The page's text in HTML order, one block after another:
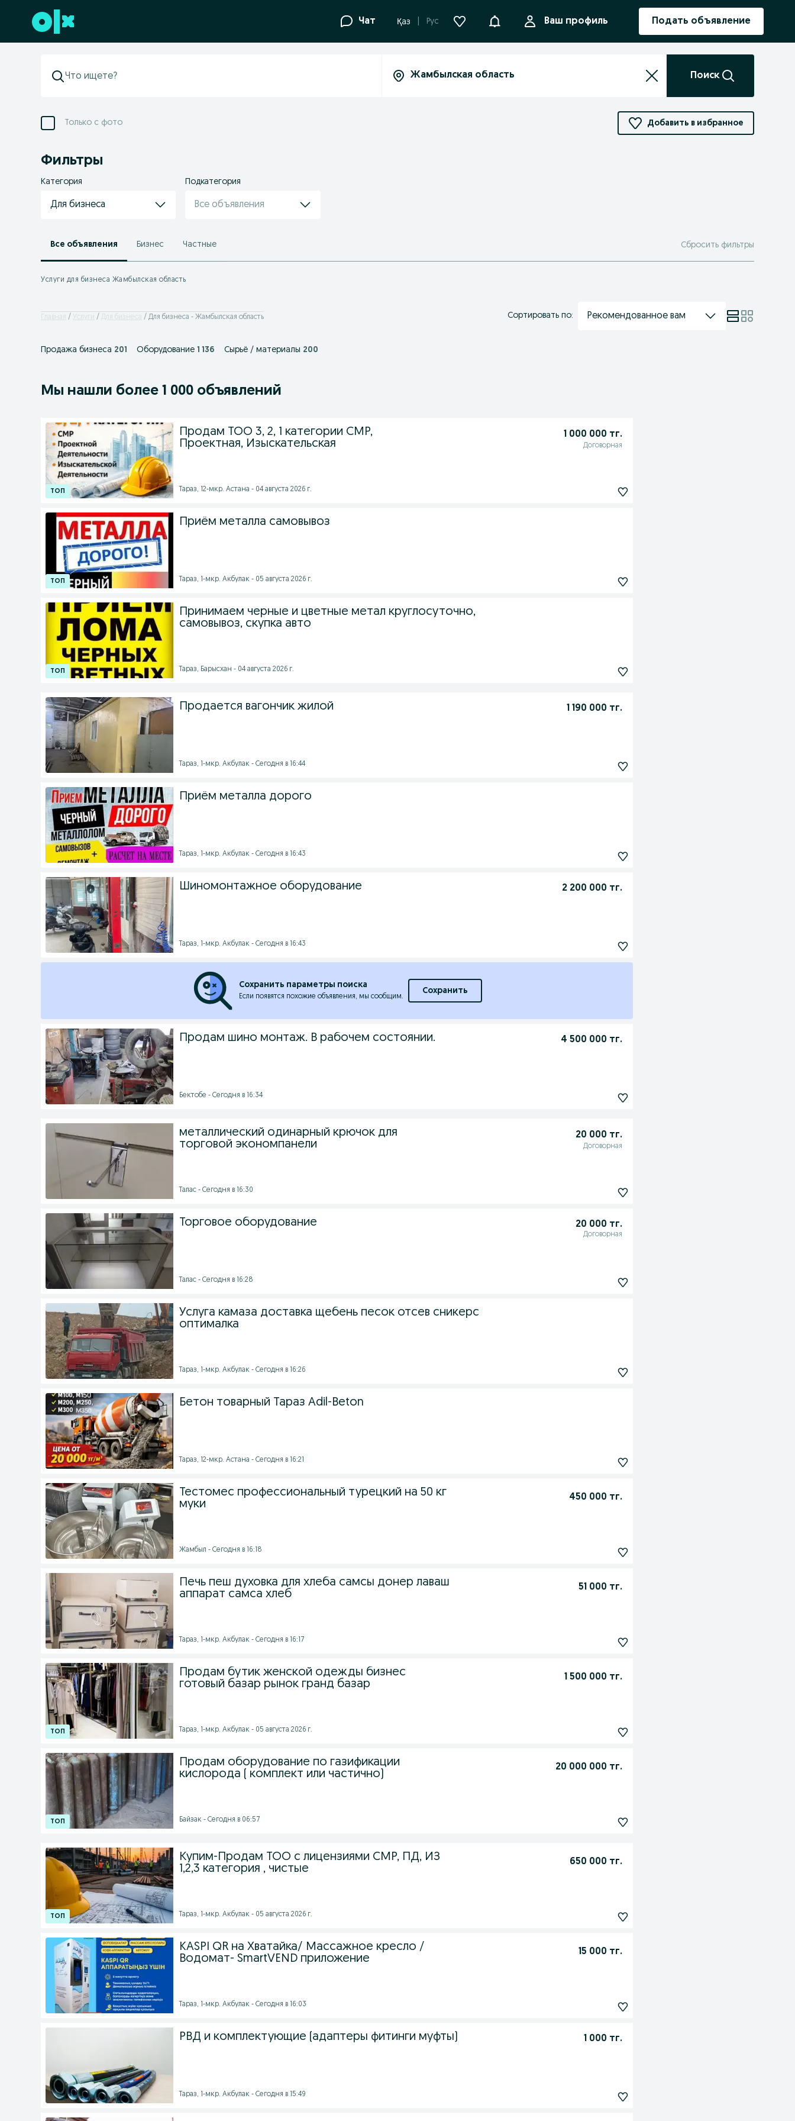
Перейти к нижнему колонтитулу Чат Қаз Рус УведомленияВаш профиль Подать объявление
Поиск
Только с фото Добавить в избранное
Фильтры
Категория
Для бизнеса
Подкатегория
Все объявления
Все объявления Бизнес Частные Сбросить фильтры
Услуги для бизнеса Жамбылская область
Главная Услуги Для бизнеса Для бизнеса - Жамбылская область Сортировать по: Рекомендованное вам
Продажа бизнеса 201 Оборудование 1 136 Сырьё / материалы 200
Мы нашли более 1 000 объявлений
Продам ТОО 3, 2, 1 категории СМР,
Проектная, Изыскательская
1 000 000 тг.
Договорная
Тараз, 12-мкр. Астана - 04 августа 2026 г.
Приём металла самовывоз
Тараз, 1-мкр. Акбулак - 05 августа 2026 г.
Принимаем черные и цветные метал круглосуточно,
самовывоз, скупка авто
Тараз, Барысхан - 04 августа 2026 г.
Продается вагончик жилой 1 190 000 тг.
Тараз, 1-мкр. Акбулак - Сегодня в 16:44
Приём металла дорого
Тараз, 1-мкр. Акбулак - Сегодня в 16:43
Шиномонтажное оборудование 2 200 000 тг.
Тараз, 1-мкр. Акбулак - Сегодня в 16:43
Сохранить параметры поиска
Если появятся похожие объявления, мы сообщим.
Сохранить
Продам шино монтаж. В рабочем состоянии. 4 500 000 тг.
Бектобе - Сегодня в 16:34
металлический одинарный крючок для
торговой экономпанели
20 000 тг.
Договорная
Талас - Сегодня в 16:30
Торговое оборудование 20 000 тг.
Договорная
Талас - Сегодня в 16:28
Услуга камаза доставка щебень песок отсев сникерс
оптималка
Тараз, 1-мкр. Акбулак - Сегодня в 16:26
Бетон товарный Тараз Adil-Beton
Тараз, 12-мкр. Астана - Сегодня в 16:21
Тестомес профессиональный турецкий на 50 кг
муки
450 000 тг.
Жамбыл - Сегодня в 16:18
Печь пеш духовка для хлеба самсы донер лаваш
аппарат самса хлеб
51 000 тг.
Тараз, 1-мкр. Акбулак - Сегодня в 16:17
Продам бутик женской одежды бизнес
готовый базар рынок гранд базар
1 500 000 тг.
Тараз, 1-мкр. Акбулак - 05 августа 2026 г.
Продам оборудование по газификации
кислорода ( комплект или частично)
20 000 000 тг.
Байзак - Сегодня в 06:57
Купим-Продам ТОО с лицензиями СМР, ПД, ИЗ
1,2,3 категория , чистые
650 000 тг.
Тараз, 1-мкр. Акбулак - 05 августа 2026 г.
KASPI QR на Хватайка/ Массажное кресло /
Водомат- SmartVEND приложение
15 000 тг.
Тараз, 1-мкр. Акбулак - Сегодня в 16:03
РВД и комплектующие (адаптеры фитинги муфты) 1 000 тг.
Тараз, 1-мкр. Акбулак - Сегодня в 15:49